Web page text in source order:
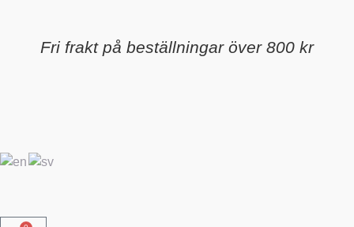
Fri frakt på beställningar över 800 kr